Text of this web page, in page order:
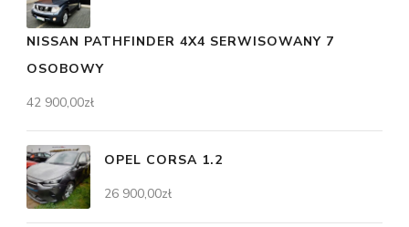
NISSAN PATHFINDER 4X4 SERWISOWANY 7
OSOBOWY
42 900,00zł
OPEL CORSA 1.2
26 900,00zł